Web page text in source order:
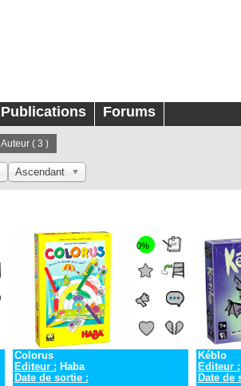
Publications Forums
Auteur( 3 )
Ascendant
0%
Colorus
Editeur : Haba
Date de sortie :
Kéblo
Editeur :
Date de